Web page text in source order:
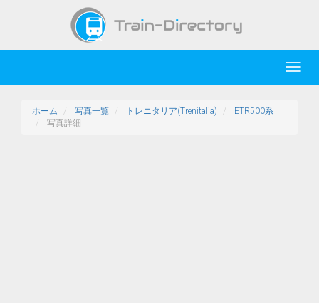
ホーム 写真一覧 トレニタリア(Trenitalia)
ETR500系
写真詳細